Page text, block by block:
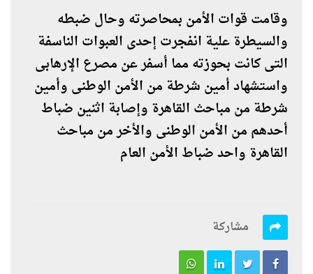
وقامت قوات الأمن بمحاصرته وحال ضبطه
والسيطرة علية انفجرت إحدى العبوات الناسفة
التى كانت بحوزته مما أسفر عن مصرع الإرهابى
واستشهاد أمين شرطة من الأمن الوطنى وأمين
شرطة من مباحث القاهرة وإصابة اثنين ضباط
أحدهم من الأمن الوطنى والأخر من مباحث
القاهرة واحد ضباط الأمن العام
مشاركة